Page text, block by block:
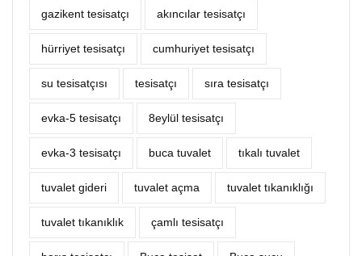
gazikent tesisatçı akıncılar tesisatçı
hürriyet tesisatçı cumhuriyet tesisatçı
su tesisatçısı tesisatçı sıra tesisatçı
evka-5 tesisatçı 8eylül tesisatçı
evka-3 tesisatçı buca tuvalet tıkalı tuvalet
tuvalet gideri tuvalet açma tuvalet tıkanıklığı
tuvalet tıkanıklık çamlı tesisatçı